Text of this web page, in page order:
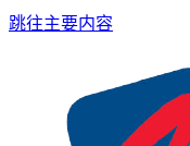
跳往主要内容